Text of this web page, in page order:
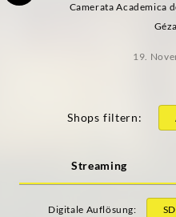
Camerata Academica
19.
Shops filtern:
Streaming
Digitale Auflösung: SD